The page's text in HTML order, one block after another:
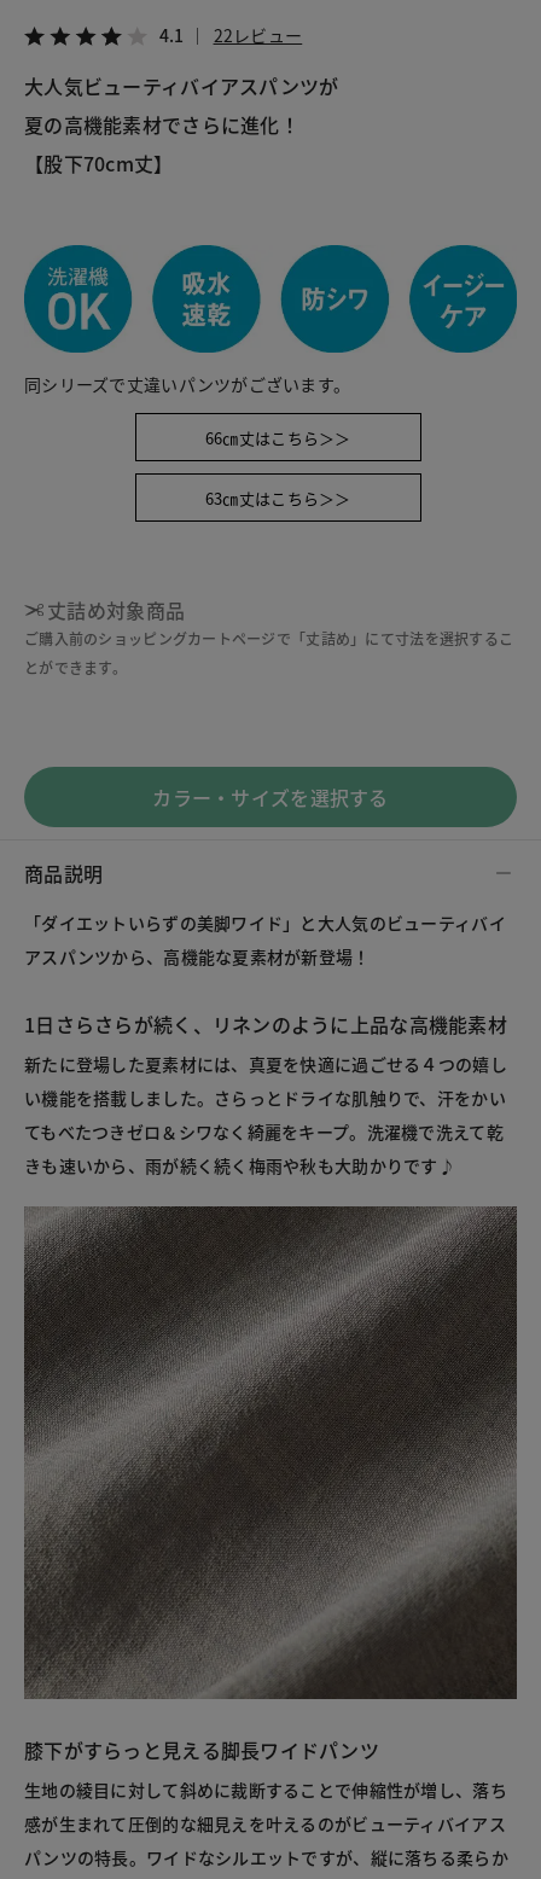
4.1 22レビュー
大人気ビューティバイアスパンツが
夏の高機能素材でさらに進化！
【股下70cm丈】
同シリーズで丈違いパンツがございます。
66㎝丈はこちら＞＞
63㎝丈はこちら＞＞
丈詰め対象商品
ご購入前のショッピングカートページで「丈詰め」にて寸法を選択するこ
とができます。
カラー・サイズを選択する
商品説明
「ダイエットいらずの美脚ワイド」と大人気のビューティバイ
アスパンツから、高機能な夏素材が新登場！
1日さらさらが続く、リネンのように上品な高機能素材
新たに登場した夏素材には、真夏を快適に過ごせる４つの嬉し
い機能を搭載しました。さらっとドライな肌触りで、汗をかい
てもべたつきゼロ＆シワなく綺麗をキープ。洗濯機で洗えて乾
きも速いから、雨が続く続く梅雨や秋も大助かりです♪
膝下がすらっと見える脚長ワイドパンツ
生地の綾目に対して斜めに裁断することで伸縮性が増し、落ち
感が生まれて圧倒的な細見えを叶えるのがビューティバイアス
パンツの特長。ワイドなシルエットですが、縦に落ちる柔らか